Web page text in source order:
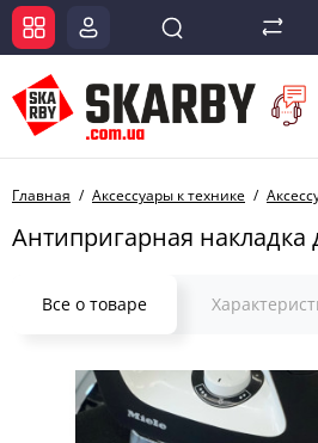
Главная Аксессуары к технике
Антипригарная накладка
Все о товаре